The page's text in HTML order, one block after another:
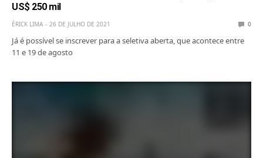
US$ 250 mil
ÉRICK LIMA 26 DE JULHO DE 2021 0
Já é possível se inscrever para a seletiva aberta, que acontece entre
11 e 19 de agosto